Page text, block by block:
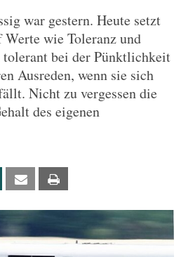
war gestern. Heute setzt
wie Toleranz und
bei der Pünktlichkeit
Ausreden, wenn sie sich
Nicht zu vergessen die
des eigenen
Xing Email